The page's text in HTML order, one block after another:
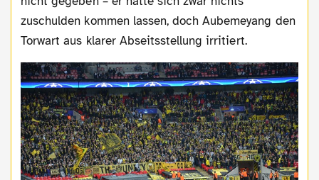
zuschulden kommen lassen, doch Aubemeyang den
Torwart aus klarer Abseitsstellung irritiert.